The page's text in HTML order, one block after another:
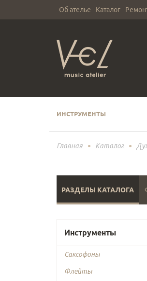
Об ателье Каталог
ИНСТРУМЕНТЫ
Главная Каталог
РАЗДЕЛЫ КАТАЛОГА
Инструменты
Саксофоны
Флейты